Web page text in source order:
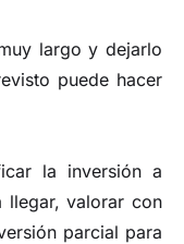
largo y dejarlo
puede hacer
la inversión a
llegar, valorar con
parcial para